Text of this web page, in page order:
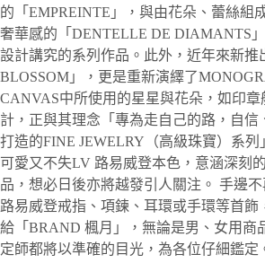
的「EMPREINTE」，與由花朵、蕾絲組
奢華感的「DENTELLE DE DIAMANTS
設計講究的系列作品。此外，近年來新推
BLOSSOM」，更是重新演繹了
CANVAS中所使用的星星與花朵，如印章
計，正與其理念「專為走自己的路，自信
打造的FINE JEWELRY（高級珠寶）系列
可愛又不失LV 路易威登本色，意涵深刻
品，想必日後亦將越發引人關注。 手邊
路易威登戒指、項鍊、耳環或手環等首飾
給「BRAND 楓月」，無論是男、女用商
定師都將以準確的目光，為各位仔細鑑定